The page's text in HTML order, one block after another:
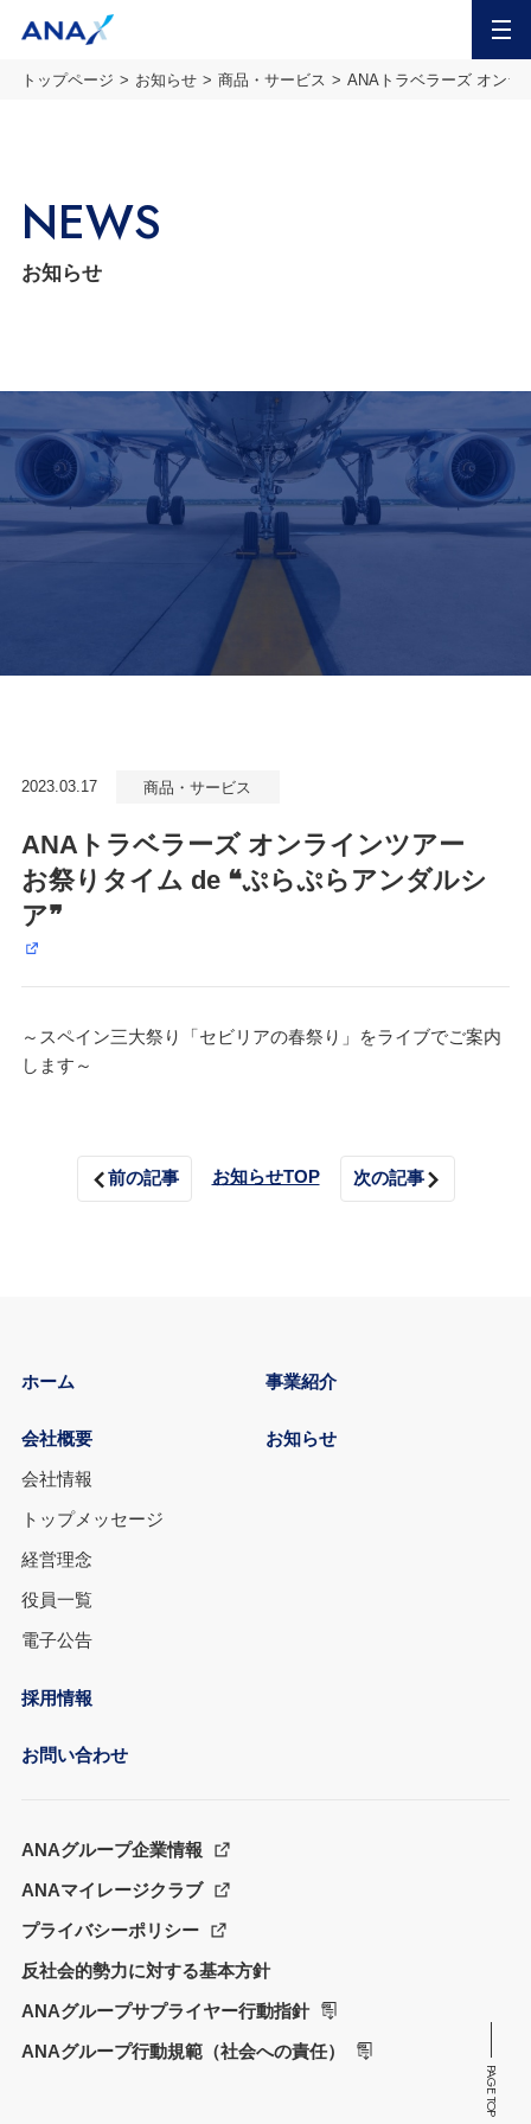
トップページ お知らせ 商品・サービス ANAトラベラーズ オン
NEWS
お知らせ
2023.03.17 商品・サービス
ANAトラベラーズ オンラインツアー
お祭りタイム de ❝ぷらぷらアンダルシ
ア❞
～スペイン三大祭り「セビリアの春祭り」をライブでご案内
します～
前の記事 お知らせTOP 次の記事
PAGE TOP
ホーム
会社概要
会社情報
トップメッセージ
経営理念
役員一覧
電子公告
事業紹介
お知らせ
採用情報
お問い合わせ
ANAグループ企業情報
ANAマイレージクラブ
プライバシーポリシー
反社会的勢力に対する基本方針
ANAグループサプライヤー行動指針
ANAグループ行動規範（社会への責任）